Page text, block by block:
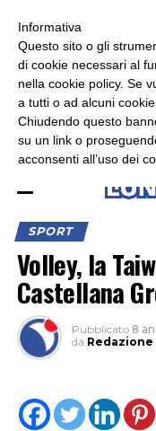
ASCOLTA RADIO LUNA
SPORT
Volley, la
Castellana
Pubblicato 8
da
×
Informativa
Questo sito o gli
di cookie necessari al
nella cookie policy. Se
a tutti o ad alcuni
Chiudendo questo
su un link o
acconsenti all’uso dei